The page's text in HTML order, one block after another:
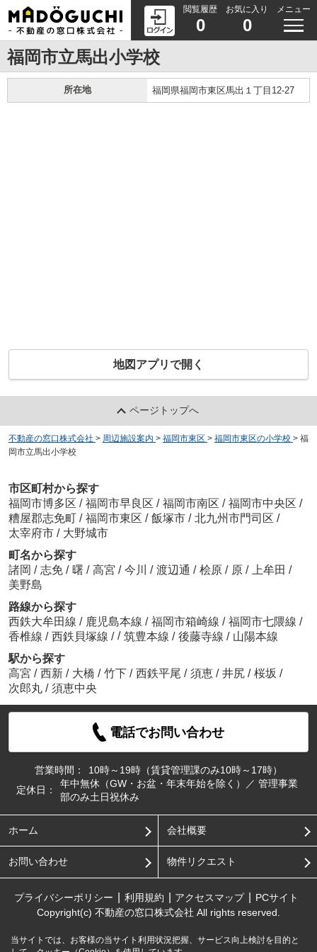
閲覧履歴
0
お気に入り
0
メニュー
福岡市立馬出小学校
所在地 福岡県福岡市東区馬出１丁目12-27
地図アプリで開く
ページトップへ
不動産の窓口株式会社 > 周辺施設案内 > 福岡市東区 > 福岡市東区の小学校 > 福
岡市立馬出小学校
市区町村から探す
福岡市博多区 / 福岡市早良区 / 福岡市南区 / 福岡市中央区 /
糟屋郡志免町 / 福岡市東区 / 飯塚市 / 北九州市門司区 /
太宰府市 / 大野城市
町名から探す
諸岡 / 志免 / 曙 / 高宮 / 今川 / 渡辺通 / 桧原 / 原 / 上牟田 /
美野島
路線から探す
西鉄大牟田線 / 鹿児島本線 / 福岡市箱崎線 / 福岡市七隈線 /
香椎線 / 西鉄貝塚線 / / 筑豊本線 / 後藤寺線 / 山陽本線
駅から探す
高宮 / 西新 / 大橋 / 竹下 / 西鉄平尾 / 須恵 / 井尻 / 桜坂 /
次郎丸 / 須恵中央
電話でお問い合わせ
営業時間：
10時～19時（賃貸管理課のみ10時～17時）
定休日：
年中無休（GW・お盆・年末年始を除く）／ 管理事業
部のみ土日祝休み
ホーム 会社概要
お問い合わせ 物件リクエスト
プライバシーポリシー 利用規約 アクセスマップ
PCサイト
Copyright(c) 不動産の窓口株式会社 All rights reserved.
当サイトでは、お客様の当サイト利用状況把握、サービス向上検討を目的と